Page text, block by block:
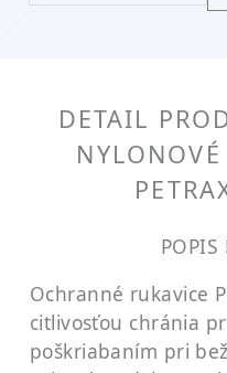
DETAIL
POPIS
Ochranné rukavice
citlivosťou chránia
poškriabaním pri